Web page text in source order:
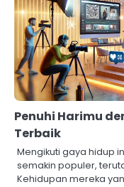
Penuhi Harimu
Terbaik
Mengikuti gaya hidup
semakin populer,
Kehidupan mereka